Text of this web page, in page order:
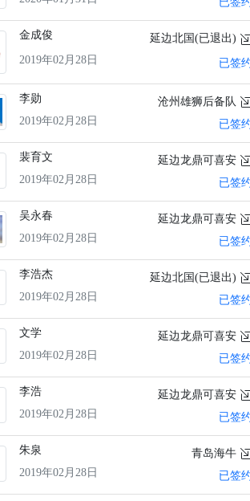
金成俊
2019年02月28日
延边北国(已退出)
已签
李勋
2019年02月28日
沧州雄狮后备队
已签
裴育文
2019年02月28日
延边龙鼎可喜安
已签
吴永春
2019年02月28日
延边龙鼎可喜安
已签
李浩杰
2019年02月28日
延边北国(已退出)
已签
文学
2019年02月28日
延边龙鼎可喜安
已签
李浩
2019年02月28日
延边龙鼎可喜安
已签
朱泉
2019年02月28日
青岛海牛
已签